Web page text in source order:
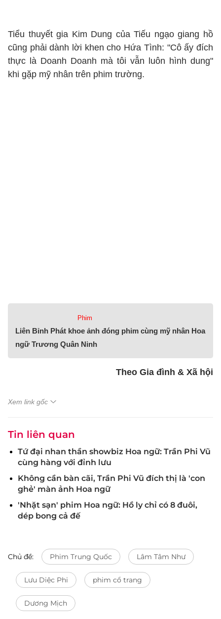
Tiểu thuyết gia Kim Dung của Tiếu ngạo giang hồ
cũng phải dành lời khen cho Hứa Tình: "Cô ấy đích
thực là Doanh Doanh mà tôi vẫn luôn hình dung"
khi gặp mỹ nhân trên phim trường.
Phim
Liên Bỉnh Phát khoe ảnh đóng phim cùng mỹ nhân Hoa
ngữ Trương Quân Ninh
Theo Gia đình & Xã hội
Xem link gốc
Tin liên quan
Tứ đại nhan thần showbiz Hoa ngữ: Trần Phi Vũ
cùng hàng với đỉnh lưu
Không cần bàn cãi, Trần Phi Vũ đích thị là 'con
ghẻ' màn ảnh Hoa ngữ
'Nhặt sạn' phim Hoa ngữ: Hồ ly chỉ có 8 đuôi,
dép bong cả đế
Chủ đề: Phim Trung Quốc Lâm Tâm Như
Lưu Diệc Phi phim cổ trang
Dương Mịch